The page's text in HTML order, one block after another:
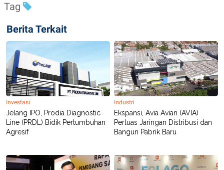
Tag
Berita Terkait
Investasi
Jelang IPO, Prodia Diagnostic
Line (PRDL) Bidik Pertumbuhan
Agresif
Industri
Ekspansi, Avia Avian (AVIA)
Perluas Jaringan Distribusi dan
Bangun Pabrik Baru